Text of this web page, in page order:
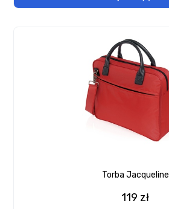
Torba Jacqueline
119 zł